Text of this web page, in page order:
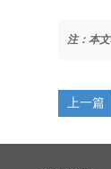
注：本
上一篇